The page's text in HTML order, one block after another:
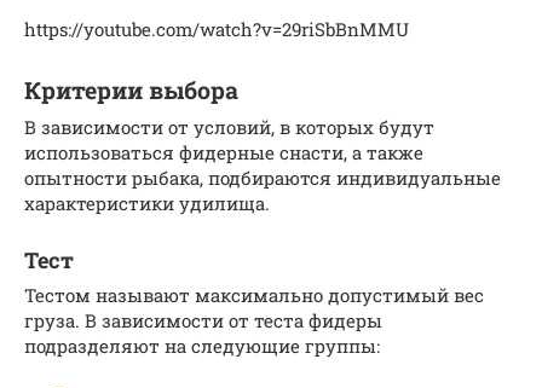
https://youtube.com/watch?v=29riSbBnMMU
Критерии выбора
В зависимости от условий, в которых будут
использоваться фидерные снасти, а также
опытности рыбака, подбираются индивидуальные
характеристики удилища.
Тест
Тестом называют максимально допустимый вес
груза. В зависимости от теста фидеры
подразделяют на следующие группы: